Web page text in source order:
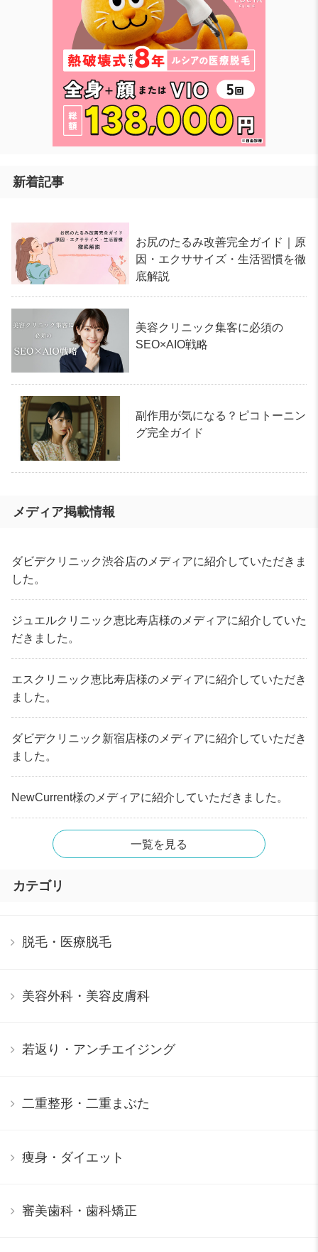
新着記事
お尻のたるみ改善完全ガイド｜原
因・エクササイズ・生活習慣を徹
底解説
美容クリニック集客に必須の
SEO×AIO戦略
副作用が気になる？ピコトーニン
グ完全ガイド
メディア掲載情報
ダビデクリニック渋谷店のメディアに紹介していただきま
した。
ジュエルクリニック恵比寿店様のメディアに紹介していた
だきました。
エスクリニック恵比寿店様のメディアに紹介していただき
ました。
ダビデクリニック新宿店様のメディアに紹介していただき
ました。
NewCurrent様のメディアに紹介していただきました。
一覧を見る
カテゴリ
脱毛・医療脱毛
美容外科・美容皮膚科
若返り・アンチエイジング
二重整形・二重まぶた
痩身・ダイエット
審美歯科・歯科矯正